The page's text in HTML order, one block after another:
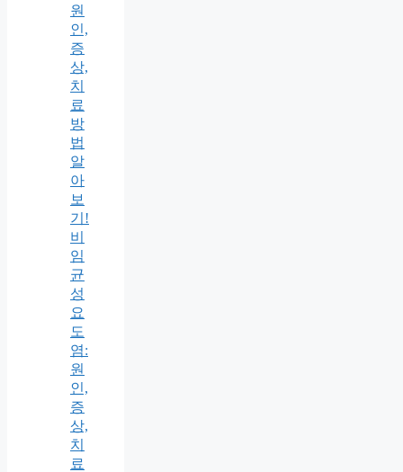
원
인,
증
상,
치
료
방
법
알
아
보
기!
비
임
균
성
요
도
염:
원
인,
증
상,
치
료